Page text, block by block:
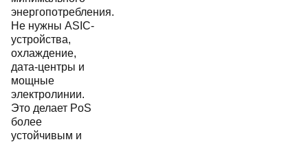
энергопотребления.
Не нужны ASIC-
устройства,
охлаждение,
дата-центры и
мощные
электролинии.
Это делает PoS
более
устойчивым и